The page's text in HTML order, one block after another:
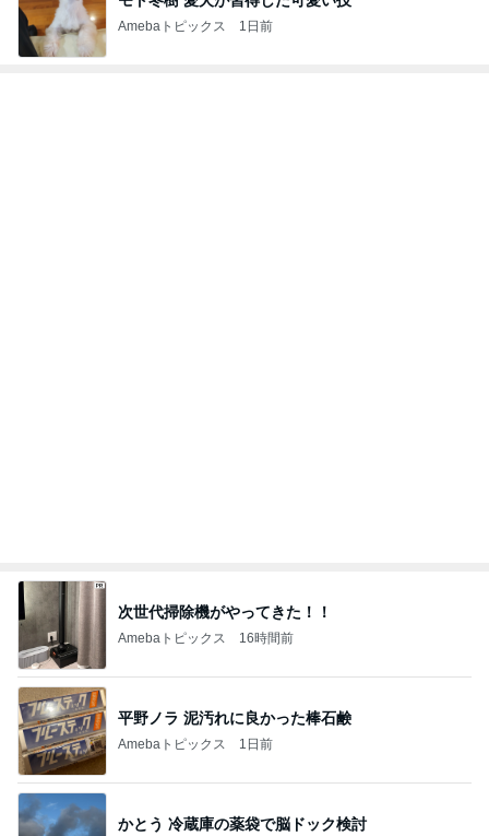
Amebaトピックス 1日前
次世代掃除機がやってきた！！
Amebaトピックス 16時間前
平野ノラ 泥汚れに良かった棒石鹸
Amebaトピックス 1日前
かとう 冷蔵庫の薬袋で脳ドック検討